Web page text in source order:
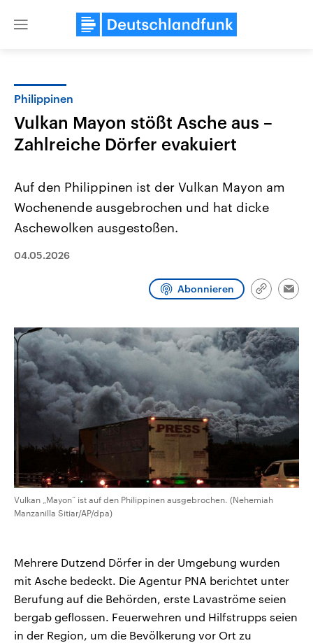
Close
2026
September 2026 einen neuen
Umfragen, Prognosen,
Wahlprogramme, aktuelle Berichte
und Hintergründe zu den Parteien
und Kandidaten der anstehenden
Wahl.
Wirtschaftlich und
gehören die Vereinigten
den mächtigsten Ländern
Sendungen Programm Podcasts
Audio-Archiv
Philippinen
Vulkan Mayon stößt Asche aus –
Zahlreiche Dörfer evakuiert
Auf den Philippinen ist der Vulkan Mayon am
Wochenende ausgebrochen und hat dicke
Aschewolken ausgestoßen.
04.05.2026
Abonnieren
Link
Vulkan „Mayon“ ist auf den Philippinen ausgebrochen. (Nehemiah
Manzanilla Sitiar/AP/dpa)
Mehrere Dutzend Dörfer in der Umgebung wurden
mit Asche bedeckt. Die Agentur PNA berichtet unter
Berufung auf die Behörden, erste Lavaströme seien
bergab geflossen. Feuerwehren und Hilfstrupps seien
in der Region, um die Bevölkerung vor Ort zu